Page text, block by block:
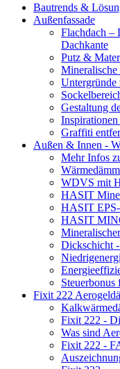
Bautrends &
Außenfassade
Flachdach –
Dachkante
Putz &
Mineralische
Untergründe
Gestaltung
Inspirationen
Graffiti
Außen & Innen -
Mehr Infos
WDVS mit
HASIT
HASIT
HASIT
Dickschicht
Steuerbonus
Fixit 222
Fixit 222 -
Was sind
Fixit 222 -